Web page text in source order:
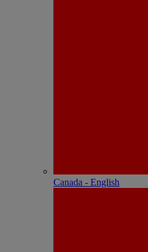
Canada - English